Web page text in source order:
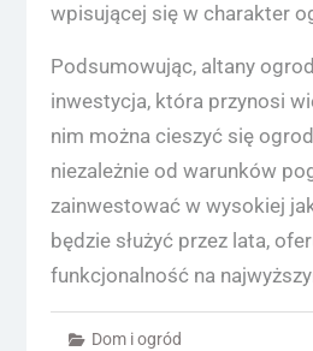
wpisującej się w charakter
Podsumowując, altany
inwestycja, która przynosi
nim można cieszyć się
niezależnie od warunków
zainwestować w wysokiej
będzie służyć przez lata,
funkcjonalność na
Dom i ogród